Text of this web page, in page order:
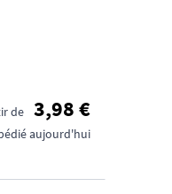
de 3,98 €
aujourd'hui